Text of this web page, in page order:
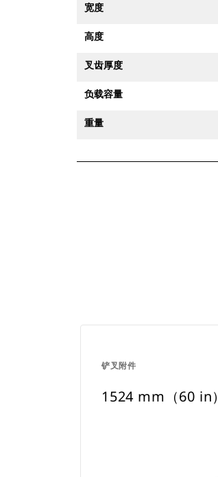
宽度
高度
叉齿厚度
负载容量
重量
铲叉附件
1524 mm（60 in）